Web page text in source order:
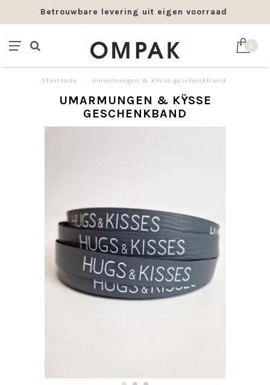
Betrouwbare levering uit eigen voorraad
0
Startseite Umarmungen & KŸsse geschenkband
UMARMUNGEN & KŸSSE
GESCHENKBAND